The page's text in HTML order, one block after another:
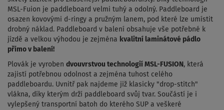
MSL-Fuion je paddleboard velmi tuhý a odolný. Paddleboard je
osazen kovovými d-ringy a pružným lanem, pod které lze umístit
drobný náklad. Paddleboard v balení obsahuje vše potřebné k
jízdě a velkou výhodou je zejména kvalitní laminátové pádlo
přímo v balení!
Plovák je vyroben dvouvrstvou technologií MSL-FUSION , která
zajistí potřebnou odolnost a zejména tuhost celého
paddleboardu. Uvnitř pak najdeme již klasicky "drop-stitch"
vlákna, díky kterým drží paddleboard svůj tvar. Součástí je i
vylepšený transportní batoh do kterého SUP a veškeré